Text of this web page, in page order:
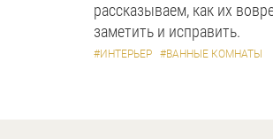
рассказываем, как их
заметить и исправить.
#ИНТЕРЬЕР #ВАННЫЕ КОМНАТЫ